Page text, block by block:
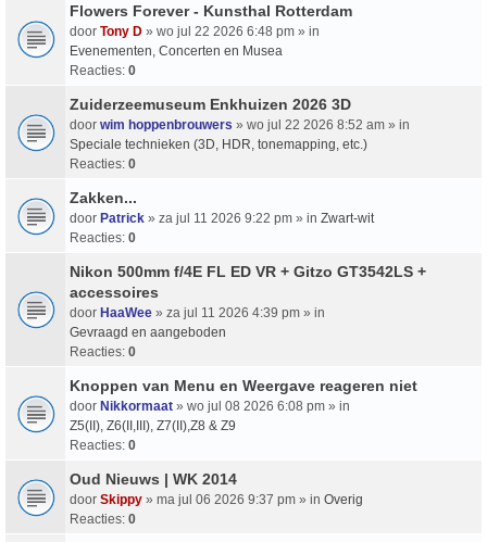
Flowers Forever - Kunsthal Rotterdam
door Tony D » wo jul 22 2026 6:48 pm » in
Evenementen, Concerten en Musea
Reacties: 0
Zuiderzeemuseum Enkhuizen 2026 3D
door wim hoppenbrouwers » wo jul 22 2026 8:52 am » in
Speciale technieken (3D, HDR, tonemapping, etc.)
Reacties: 0
Zakken...
door Patrick » za jul 11 2026 9:22 pm » in Zwart-wit
Reacties: 0
Nikon 500mm f/4E FL ED VR + Gitzo GT3542LS +
accessoires
door HaaWee » za jul 11 2026 4:39 pm » in
Gevraagd en aangeboden
Reacties: 0
Knoppen van Menu en Weergave reageren niet
door Nikkormaat » wo jul 08 2026 6:08 pm » in
Z5(II), Z6(II,III), Z7(II),Z8 & Z9
Reacties: 0
Oud Nieuws | WK 2014
door Skippy » ma jul 06 2026 9:37 pm » in Overig
Reacties: 0